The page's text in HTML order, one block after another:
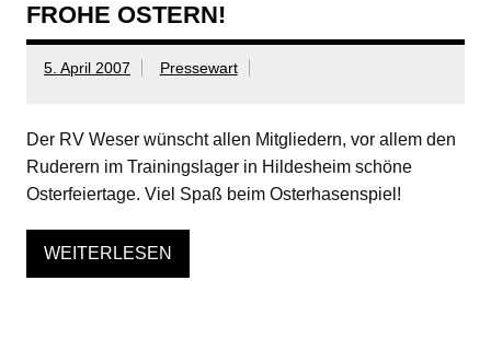
FROHE OSTERN!
5. April 2007 Pressewart
Der RV Weser wünscht allen Mitgliedern, vor allem den
Ruderern im Trainingslager in Hildesheim schöne
Osterfeiertage. Viel Spaß beim Osterhasenspiel!
WEITERLESEN